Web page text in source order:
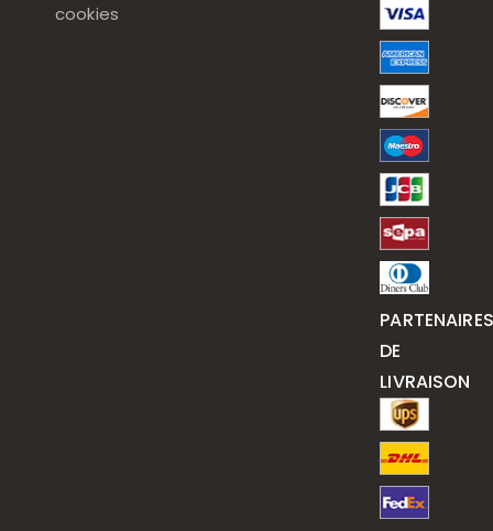
cookies
PARTENAIRES
DE
LIVRAISON